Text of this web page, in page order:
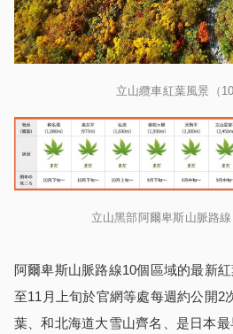
立山纜車紅葉風景（10
立山黑部阿爾卑斯山脈路
阿爾卑斯山脈路線10個區域的最新紅
至11月上旬於官網等處每週約公開2
葉、和北海道大雪山齊名、是日本